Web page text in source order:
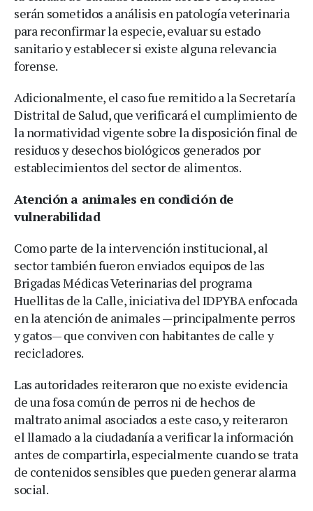
serán sometidos a análisis en patología veterinaria
para reconfirmar la especie, evaluar su estado
sanitario y establecer si existe alguna relevancia
forense.
Adicionalmente, el caso fue remitido a la Secretaría
Distrital de Salud, que verificará el cumplimiento de
la normatividad vigente sobre la disposición final de
residuos y desechos biológicos generados por
establecimientos del sector de alimentos.
Atención a animales en condición de
vulnerabilidad
Como parte de la intervención institucional, al
sector también fueron enviados equipos de las
Brigadas Médicas Veterinarias del programa
Huellitas de la Calle, iniciativa del IDPYBA enfocada
en la atención de animales —principalmente perros
y gatos— que conviven con habitantes de calle y
recicladores.
Las autoridades reiteraron que no existe evidencia
de una fosa común de perros ni de hechos de
maltrato animal asociados a este caso, y reiteraron
el llamado a la ciudadanía a verificar la información
antes de compartirla, especialmente cuando se trata
de contenidos sensibles que pueden generar alarma
social.